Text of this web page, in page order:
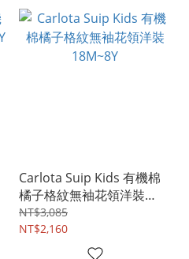
Carlota Suip Kids 有機棉
橘子格紋無袖花領洋裝
18M~8Y
NT$3,085
NT$2,160